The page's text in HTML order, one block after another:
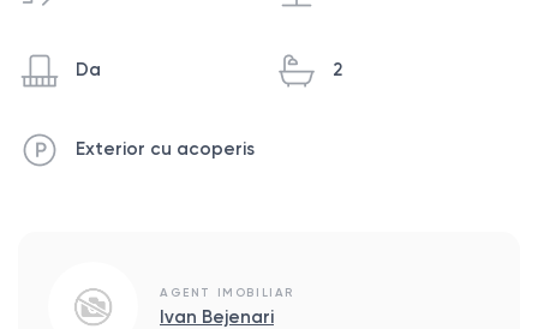
Da 2
Exterior cu acoperis
AGENT IMOBILIAR
Ivan Bejenari